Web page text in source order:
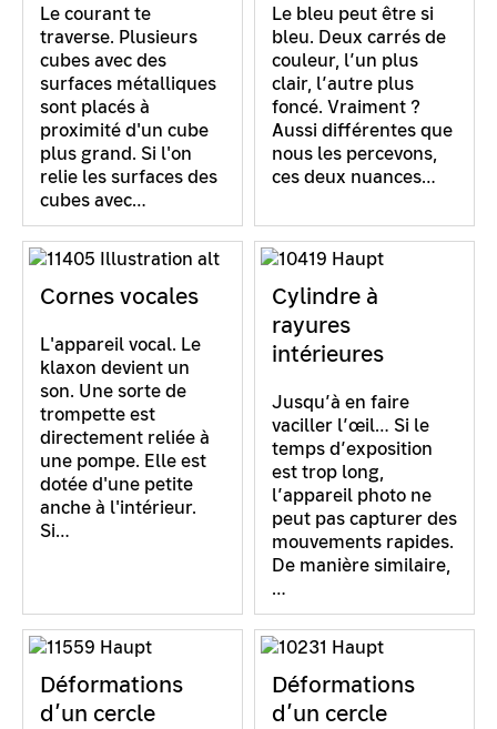
Le courant te
traverse. Plusieurs
cubes avec des
surfaces métalliques
sont placés à
proximité d'un cube
plus grand. Si l'on
relie les surfaces des
cubes avec…
Le bleu peut être si
bleu. Deux carrés de
couleur, l’un plus
clair, l’autre plus
foncé. Vraiment ?
Aussi différentes que
nous les percevons,
ces deux nuances…
Cornes vocales
L'appareil vocal. Le
klaxon devient un
son. Une sorte de
trompette est
directement reliée à
une pompe. Elle est
dotée d'une petite
anche à l'intérieur.
Si…
Cylindre à
rayures
intérieures
Jusqu’à en faire
vaciller l’œil… Si le
temps d’exposition
est trop long,
l’appareil photo ne
peut pas capturer des
mouvements rapides.
De manière similaire,
…
Déformations
d’un cercle
Déformations
d’un cercle